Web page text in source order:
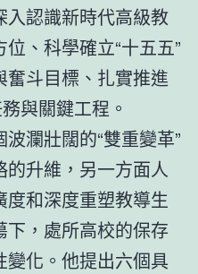
入認識新時代高級教
、科學確立“十五五”
斗目標、扎實推進
與關鍵工程。
瀾壯闊的“雙重變革”
升維，另一方面人
和深度重塑教導生
下，處所高校的保存
化。他提出六個具